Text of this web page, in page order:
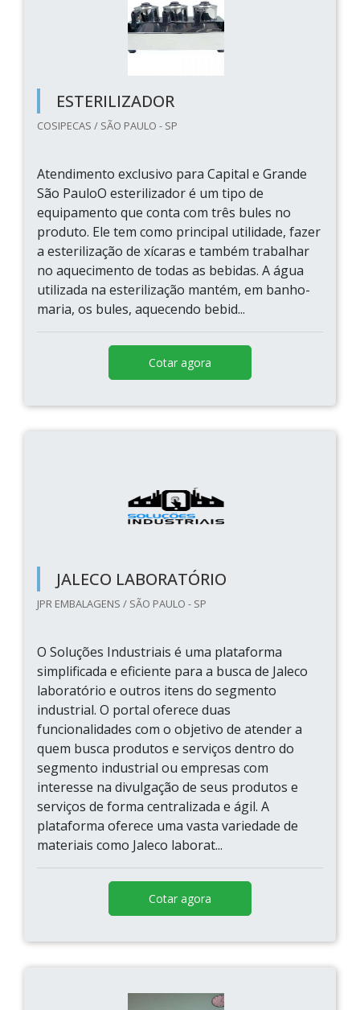
ESTERILIZADOR
COSIPECAS / SÃO PAULO - SP
Atendimento exclusivo para Capital e Grande
São PauloO esterilizador é um tipo de
equipamento que conta com três bules no
produto. Ele tem como principal utilidade, fazer
a esterilização de xícaras e também trabalhar
no aquecimento de todas as bebidas. A água
utilizada na esterilização mantém, em banho-
maria, os bules, aquecendo bebid...
Cotar agora
JALECO LABORATÓRIO
JPR EMBALAGENS / SÃO PAULO - SP
O Soluções Industriais é uma plataforma
simplificada e eficiente para a busca de Jaleco
laboratório e outros itens do segmento
industrial. O portal oferece duas
funcionalidades com o objetivo de atender a
quem busca produtos e serviços dentro do
segmento industrial ou empresas com
interesse na divulgação de seus produtos e
serviços de forma centralizada e ágil. A
plataforma oferece uma vasta variedade de
materiais como Jaleco laborat...
Cotar agora